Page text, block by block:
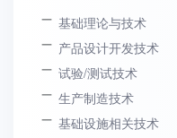
基础理论与技术
产品设计开发技术
试验/测试技术
生产制造技术
基础设施相关技术